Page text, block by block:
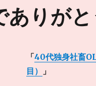
りが
「40代独身社畜
目）
」